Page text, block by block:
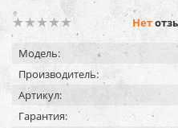
Нет
Модель:
Производитель:
Артикул:
Гарантия: